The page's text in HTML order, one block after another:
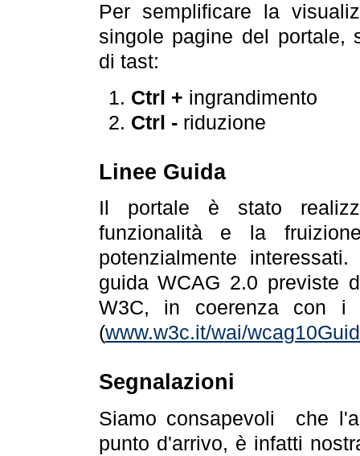
Per semplificare la
singole pagine del portale,
di tast:
Ctrl + ingrandimento
Ctrl -riduzione
Linee Guida
Il portale è stato
funzionalità e la
potenzialmente
guida WCAG 2.0 previste
W3C, in coerenza con i
(www.w3c.it/wai/
Segnalazioni
Siamo consapevoli che
punto d'arrivo, è infatti